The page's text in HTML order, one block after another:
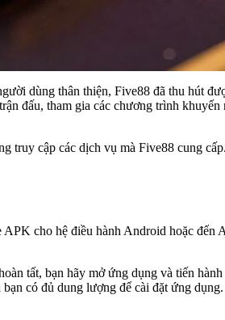
dùng thân thiện, Five88 đã thu hút
đấu, tham gia các chương trình khuyến
truy cập các dịch vụ mà Five88 cung
cho hệ điều hành Android hoặc đến
tất, bạn hãy mở ứng dụng và tiến
có đủ dung lượng để cài đặt ứng dụng.